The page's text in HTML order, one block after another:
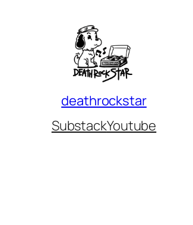
deathrockstar
SubstackYoutube